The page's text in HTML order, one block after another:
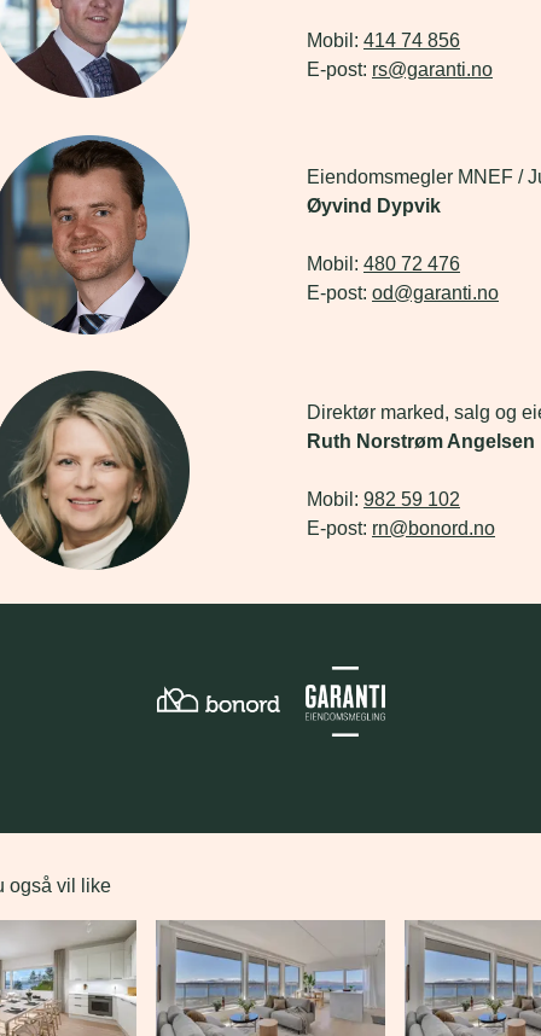
Mobil: 414 74 856
E-post: rs@garanti.no
Mobil:
E-post: od@garanti.no
Mobil:
E-post: rn@bonord.no
også vil like
til et innlegg. Dette er en lenke til et innlegg.Dette er en